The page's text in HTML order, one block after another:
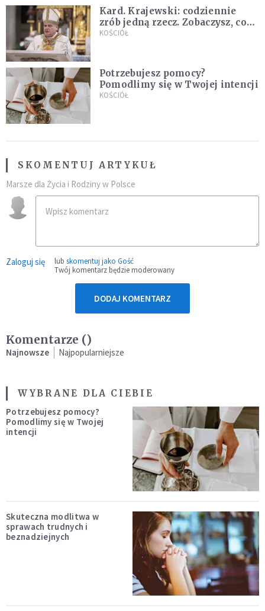
Kard. Krajewski: codziennie
zrób jedną rzecz. Zobaczysz, co
stanie się z twoim życiem
KOŚCIÓŁ
Potrzebujesz pomocy?
Pomodlimy się w Twojej intencji
KOŚCIÓŁ
SKOMENTUJ ARTYKUŁ
Marsze dla Życia i Rodziny w Polsce
Zaloguj się lub skomentuj jako Gość
Twój komentarz będzie moderowany
DODAJ KOMENTARZ
Komentarze ()
Najnowsze Najpopularniejsze
WYBRANE DLA CIEBIE
Potrzebujesz pomocy?
Pomodlimy się w Twojej
intencji
Skuteczna modlitwa w
sprawach trudnych i
beznadziejnych